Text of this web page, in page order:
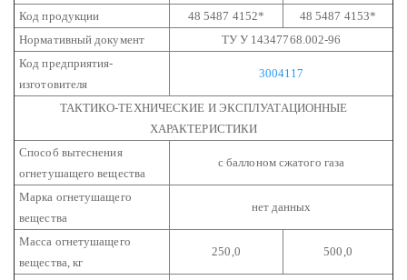
Код продукции
48 5487 4152*
48 5487 4153*
Нормативный документ
ТУ У 14347768.002-96
Код предприятия-
изготовителя
3004117
ТАКТИКО-ТЕХНИЧЕСКИЕ И ЭКСПЛУАТАЦИОННЫЕ
ХАРАКТЕРИСТИКИ
Способ вытеснения
огнетушащего вещества
с баллоном сжатого газа
Марка огнетушащего
вещества
нет данных
Масса огнетушащего
вещества, кг
250,0 500,0